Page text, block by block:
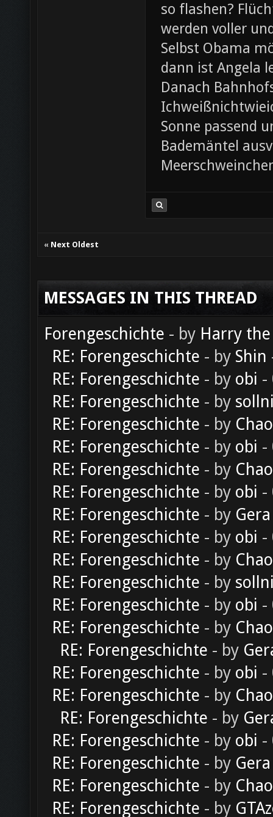
so flashen?
werden voller
Selbst Obama
dann ist Angela
Danach
Sonne passend
Bademäntel
« Next Oldest
MESSAGES IN THIS THREAD
Forengeschichte - by Harry
RE: Forengeschichte - by Shin
RE: Forengeschichte - by obi -
RE: Forengeschichte - by
RE: Forengeschichte - by
RE: Forengeschichte - by obi -
RE: Forengeschichte - by
RE: Forengeschichte - by obi -
RE: Forengeschichte - by Gera
RE: Forengeschichte - by obi -
RE: Forengeschichte - by
RE: Forengeschichte - by
RE: Forengeschichte - by obi -
RE: Forengeschichte - by
RE: Forengeschichte - by
RE: Forengeschichte - by obi -
RE: Forengeschichte - by
RE: Forengeschichte - by
RE: Forengeschichte - by obi -
RE: Forengeschichte - by Gera
RE: Forengeschichte - by
RE: Forengeschichte - by